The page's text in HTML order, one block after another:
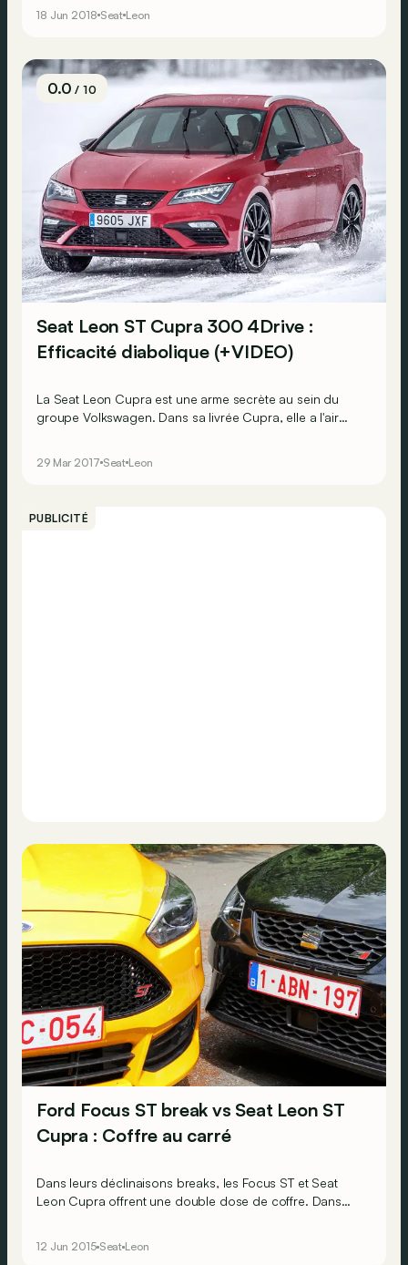
empressé d’essayer pour vous !
18 Jun 2018 Seat Leon
0.0/ 10
Seat Leon ST Cupra 300 4Drive :
Efficacité diabolique (+VIDEO)
La Seat Leon Cupra est une arme secrète au sein du
groupe Volkswagen. Dans sa livrée Cupra, elle a l'air
ajouter la version 4Drive à transmission intégrale en
29 Mar 2017 Seat Leon
PUBLICITÉ
Ford Focus ST break vs Seat Leon ST
Cupra : Coffre au carré
Dans leurs déclinaisons breaks, les Focus ST et Seat
Leon Cupra offrent une double dose de coffre. Dans
droit. De quoi transformer n’importe quel déplacement
12 Jun 2015 Seat Leon